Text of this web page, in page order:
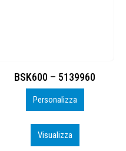
DTF
Personalizza
Visualizza